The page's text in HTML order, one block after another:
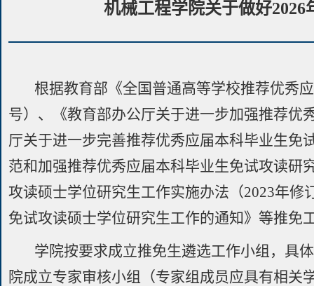
机械工程学院关于做好
根据教育部《全国普通高等学校推荐优秀
号）、《教育部办公厅关于进一步加强推荐优
厅关于进一步完善推荐优秀应届本科毕业生免
范和加强推荐优秀应届本科毕业生免试攻读研
攻读硕士学位研究生工作实施办法（2023年修
免试攻读硕士学位研究生工作的通知》等推免
学院按要求成立推免生遴选工作小组，具
院成立专家审核小组（专家组成员应具有相